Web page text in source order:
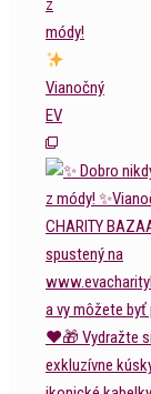
z
módy!
Vianočný
EV